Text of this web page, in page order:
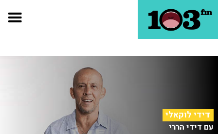
דידי לוקאלי
עם דידי הררי